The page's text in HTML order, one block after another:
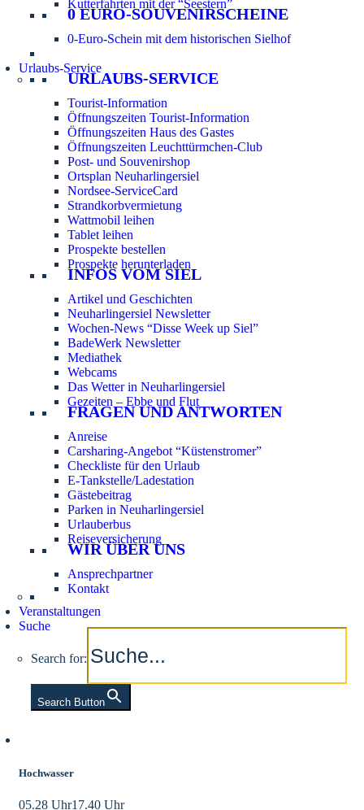
Kutterfahrten mit der “Seestern”
0 EURO-SOUVENIRSCHEINE
0-Euro-Schein mit dem historischen Sielhof
Urlaubs-Service
URLAUBS-SERVICE
Tourist-Information
Öffnungszeiten Tourist-Information
Öffnungszeiten Haus des Gastes
Öffnungszeiten Leuchttürmchen-Club
Post- und Souvenirshop
Ortsplan Neuharlingersiel
Nordsee-ServiceCard
Strandkorbvermietung
Wattmobil leihen
Tablet leihen
Prospekte bestellen
Prospekte herunterladen
INFOS VOM SIEL
Artikel und Geschichten
Neuharlingersiel Newsletter
Wochen-News “Disse Week up Siel”
BadeWerk Newsletter
Mediathek
Webcams
Das Wetter in Neuharlingersiel
Gezeiten – Ebbe und Flut
FRAGEN UND ANTWORTEN
Anreise
Carsharing-Angebot “Küstenstromer”
Checkliste für den Urlaub
E-Tankstelle/Ladestation
Gästebeitrag
Parken in Neuharlingersiel
Urlauberbus
Reiseversicherung
WIR ÜBER UNS
Ansprechpartner
Kontakt
Veranstaltungen
Suche
Search for:
Search Button
Hochwasser
05.28 Uhr17.40 Uhr